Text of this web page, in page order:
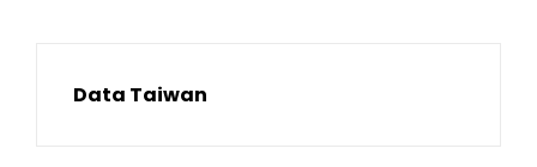
Data Taiwan